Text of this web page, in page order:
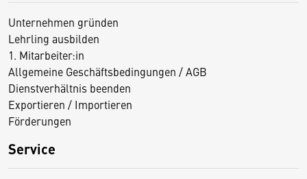
Unternehmen gründen
Lehrling ausbilden
1. Mitarbeiter:in
Allgemeine Geschäftsbedingungen / AGB
Dienstverhältnis beenden
Exportieren / Importieren
Förderungen
Service